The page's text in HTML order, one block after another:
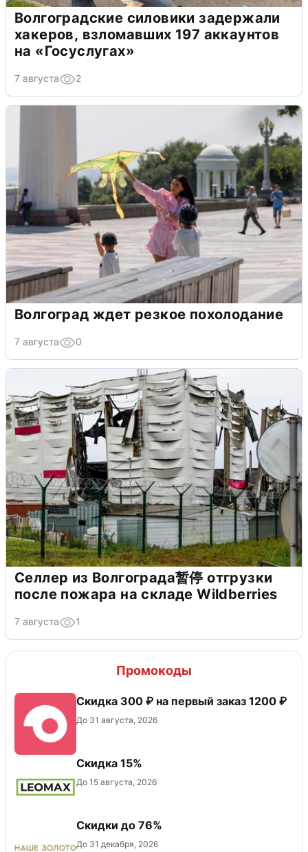
Волгоградские силовики задержали
хакеров, взломавших 197 аккаунтов
на «Госуслугах»
7 августа 2
Волгоград ждет резкое похолодание
7 августа 0
Селлер из Волгограда暂停 отгрузки
после пожара на складе Wildberries
7 августа 1
Промокоды
Скидка 300 ₽ на первый заказ 1200 ₽
До 31 августа, 2026
Скидка 15%
До 15 августа, 2026
Скидки до 76%
До 31 декабря, 2026